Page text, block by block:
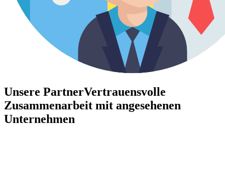
Unsere PartnerVertrauensvolle
Zusammenarbeit mit angesehenen
Unternehmen